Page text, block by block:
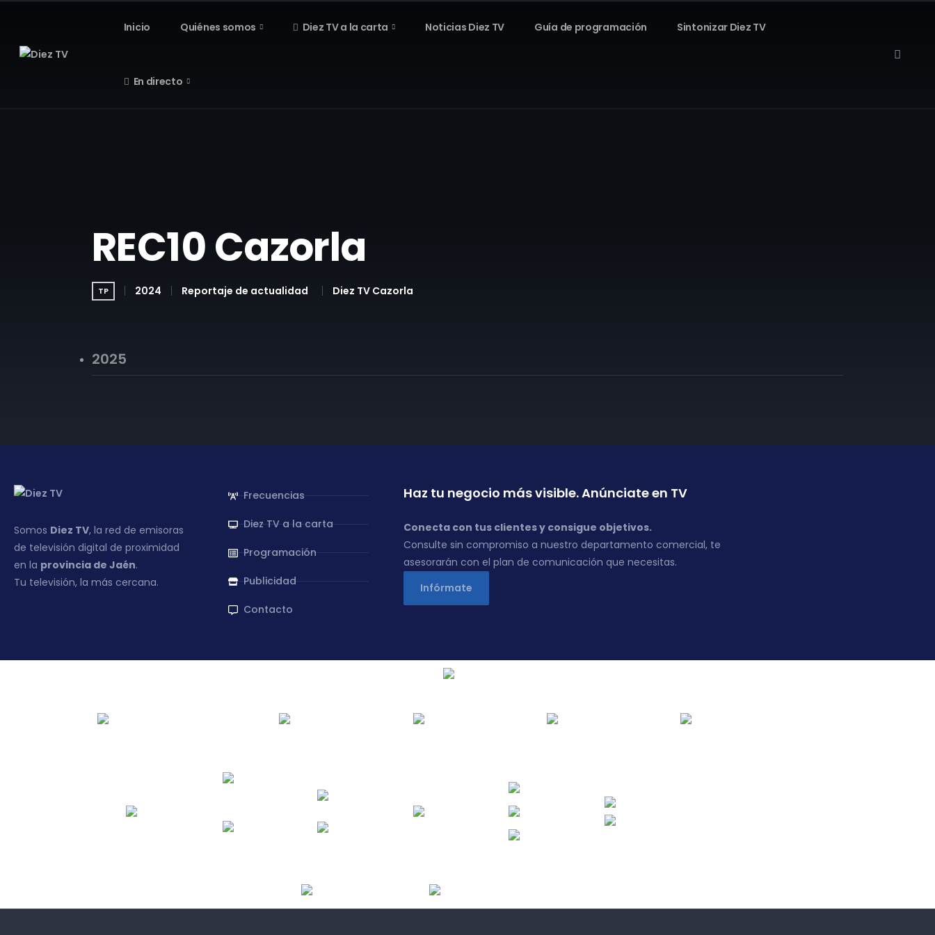
Inicio Quiénes somos Diez TV a la carta Noticias Diez TV Guía de programación Sintonizar Diez TV
En directo
REC10 Cazorla
TP 2024 Reportaje de actualidad Diez TV Cazorla
2025
Somos Diez TV, la red de emisoras
de televisión digital de proximidad
en la provincia de Jaén.
Tu televisión, la más cercana.
Frecuencias
Diez TV a la carta
Programación
Publicidad
Contacto
Haz tu negocio más visible. Anúnciate en TV
Conecta con tus clientes y consigue objetivos.
Consulte sin compromiso a nuestro departamento comercial, te
asesorarán con el plan de comunicación que necesitas.
Infórmate